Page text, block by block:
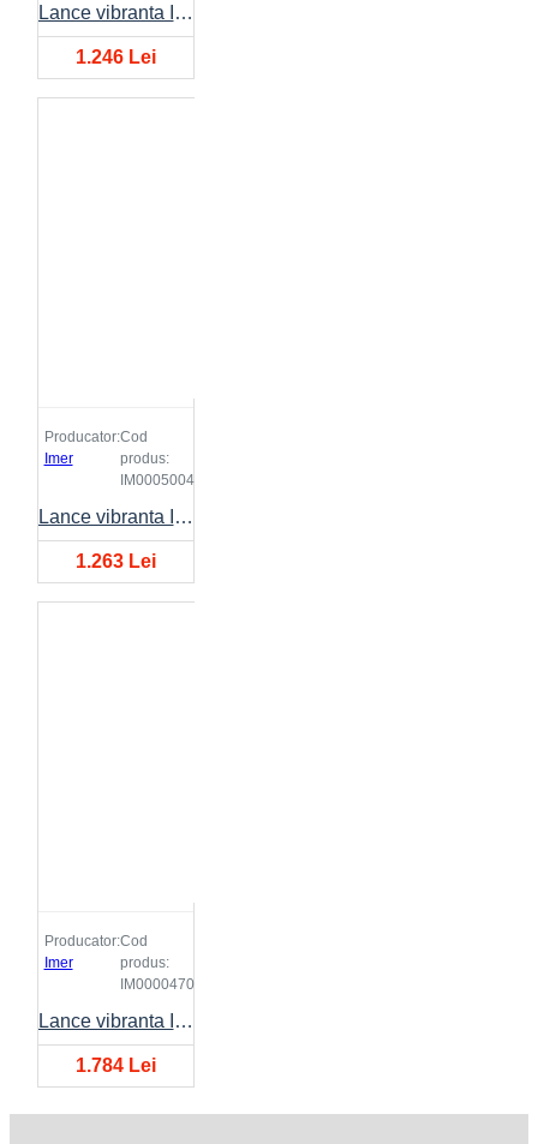
Lance vibranta IMER FX Ø43mm, lungime 4 metri
1.246 Lei
Producator:
Imer
Cod
produs:
IM0005004
Lance vibranta IMER FX Ø50mm, lungime 4 metri
1.263 Lei
Producator:
Imer
Cod
produs:
IM0000470
Lance vibranta IMER NW/ST Ø38mm, lungime 5 metri
1.784 Lei